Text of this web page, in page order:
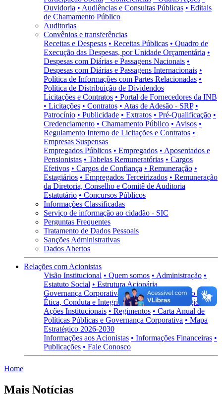
Ouvidoria • Audiências e Consultas Públicas • Editais
de Chamamento Público
Auditorias
Convênios e transferências
Receitas e Despesas • Receitas Públicas • Quadro de
Execução das Despesas, por Unidade Orçamentária •
Despesas com Diárias e Passagens Nacionais •
Despesas com Diárias e Passagens Internacionais •
Política de Informações com Partes Relacionadas •
Política de Distribuição de Dividendos
Licitações e Contratos • Portal de Fornecedores da INB
• Licitações • Contratos • Atas de Adesão - SRP •
Patrocínio • Publicidade • Extratos • Pré-Qualificação •
Credenciamento • Chamamento Público • Avisos •
Regulamento Interno de Licitações e Contratos •
Empresas Suspensas
Empregados Públicos • Empregados • Aposentados e
Pensionistas • Tabelas Remuneratórias • Cargos
Efetivos • Cargos de Confiança • Remuneração •
Estagiários • Empregados Terceirizados • Remuneração
da Diretoria, Conselho e Comitê de Auditoria
Estatutário • Concursos Públicos
Informações Classificadas
Serviço de informação ao cidadão - SIC
Perguntas Frequentes
Tratamento de Dados Pessoais
Sanções Administrativas
Dados Abertos
Relações com Acionistas
Visão Institucional • Quem somos • Administração •
Estatuto Social • Estrutura Acionária
Governança Corporativa
• Visão Geral • Código de
Ética, Conduta e Integridade • Políticas Estratégicas •
Ações Institucionais • Regimentos • Carta Anual de
Políticas Públicas e Governança Corporativa • Mapa
Estratégico 2026-2030
Informações aos Acionistas • Informações Financeiras •
Publicações • Fale Conosco
Home
Mais Notícias